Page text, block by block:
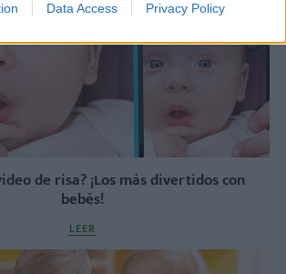
Data Access Privacy Policy
de risa? ¡Los más divertidos con
bebés!
LEER